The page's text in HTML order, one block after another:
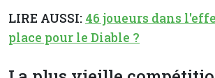
LIRE AUSSI: 46 joueurs dans
place pour le Diable ?